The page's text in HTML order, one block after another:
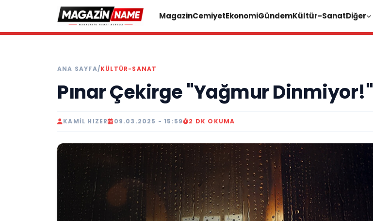
MagazinCemiyetEkonomiGündemKültür-SanatDiğer
ANA SAYFA/KÜLTÜR-SANAT
Pınar Çekirge "Yağmur Dinmiyor!"
KAMIL HIZER 09.03.2025 - 15:59 2 DK OKUMA